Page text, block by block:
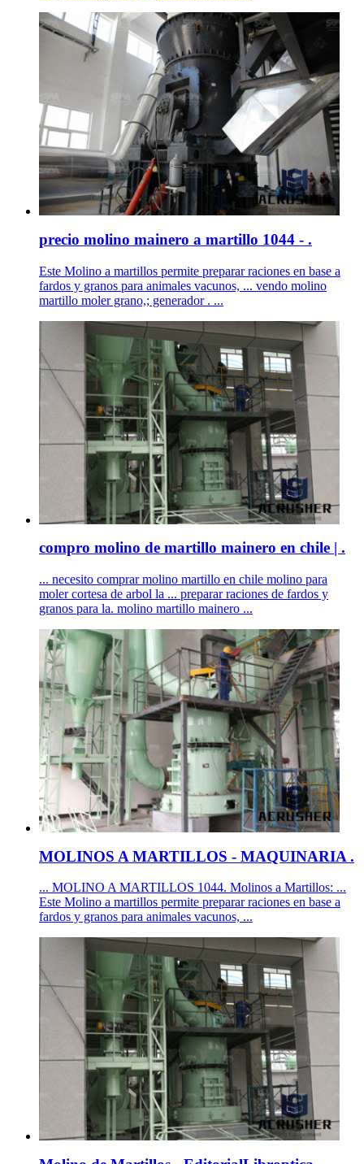
precio molino mainero a martillo 1044 - .
Este Molino a martillos permite preparar raciones en base a
fardos y granos para animales vacunos, ... vendo molino
martillo moler grano,; generador . ...
compro molino de martillo mainero en chile | .
... necesito comprar molino martillo en chile molino para
moler cortesa de arbol la ... preparar raciones de fardos y
granos para la. molino martillo mainero ...
MOLINOS A MARTILLOS - MAQUINARIA .
... MOLINO A MARTILLOS 1044. Molinos a Martillos: ...
Este Molino a martillos permite preparar raciones en base a
fardos y granos para animales vacunos, ...